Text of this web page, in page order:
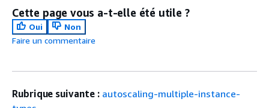
Cette page vous a-t-elle été utile ?
Oui
Non
Faire un commentaire
Rubrique suivante : autoscaling-multiple-instance-